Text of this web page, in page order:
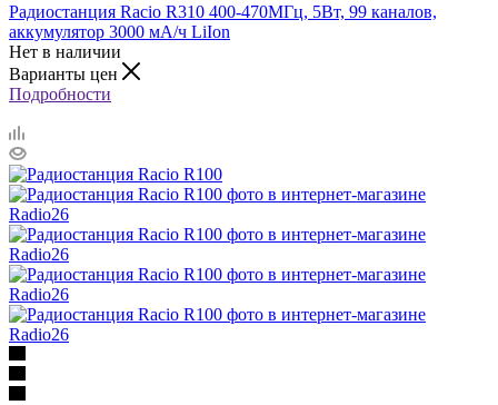
Радиостанция Racio R310 400-470МГц, 5Вт, 99 каналов,
аккумулятор 3000 мА/ч LiIon
Нет в наличии
Варианты цен
Подробности